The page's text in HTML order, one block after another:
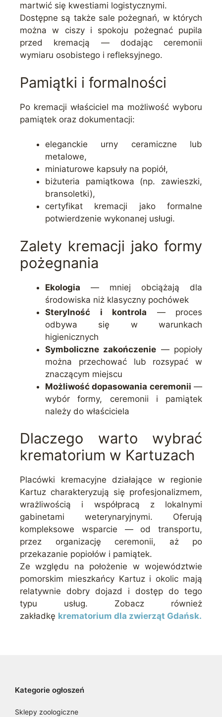
martwić się kwestiami logistycznymi.
Dostępne są także sale pożegnań, w których
można w ciszy i spokoju pożegnać pupila
przed kremacją — dodając ceremonii
wymiaru osobistego i refleksyjnego.
Pamiątki i formalności
Po kremacji właściciel ma możliwość wyboru
pamiątek oraz dokumentacji:
eleganckie urny ceramiczne lub
metalowe,
miniaturowe kapsuły na popiół,
biżuteria pamiątkowa (np. zawieszki,
bransoletki),
certyfikat kremacji jako formalne
potwierdzenie wykonanej usługi.
Zalety kremacji jako formy
pożegnania
Ekologia — mniej obciążają dla
środowiska niż klasyczny pochówek
Sterylność i kontrola — proces
odbywa się w warunkach
higienicznych
Symboliczne zakończenie — popioły
można przechować lub rozsypać w
znaczącym miejscu
Możliwość dopasowania ceremonii —
wybór formy, ceremonii i pamiątek
należy do właściciela
Dlaczego warto wybrać
krematorium w Kartuzach
Placówki kremacyjne działające w regionie
Kartuz charakteryzują się profesjonalizmem,
wrażliwością i współpracą z lokalnymi
gabinetami weterynaryjnymi. Oferują
kompleksowe wsparcie — od transportu,
przez organizację ceremonii, aż po
przekazanie popiołów i pamiątek.
Ze względu na położenie w województwie
pomorskim mieszkańcy Kartuz i okolic mają
relatywnie dobry dojazd i dostęp do tego
typu usług. Zobacz również
zakładkę krematorium dla zwierząt Gdańsk.
Kategorie ogłoszeń
Sklepy zoologiczne